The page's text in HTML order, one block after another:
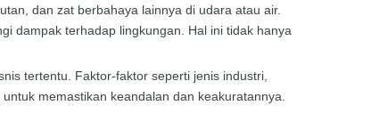
dan zat berbahaya lainnya di udara atau air.
dampak terhadap lingkungan. Hal ini tidak hanya
tertentu. Faktor-faktor seperti jenis industri,
memastikan keandalan dan keakuratannya.